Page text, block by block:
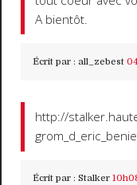
A bientôt.
Écrit par : all_zebest
http://
Écrit par : Stalker